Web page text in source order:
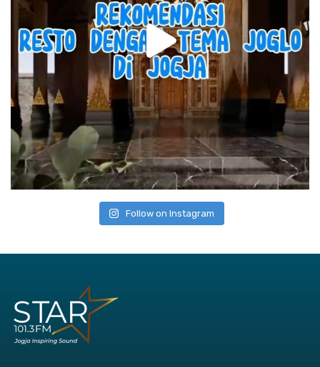
Follow on Instagram